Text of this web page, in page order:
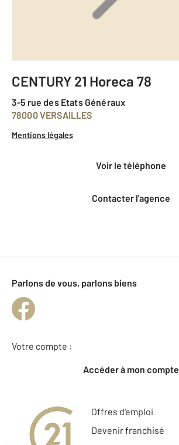
CENTURY 21 Horeca 78
3-5 rue des Etats Généraux
78000 VERSAILLES
Mentions légales
voir le téléphone
Contacter l'agence
Parlons de vous, parlons biens
Votre compte :
Accéder à mon compte
Offres d'emploi
Devenir franchisé